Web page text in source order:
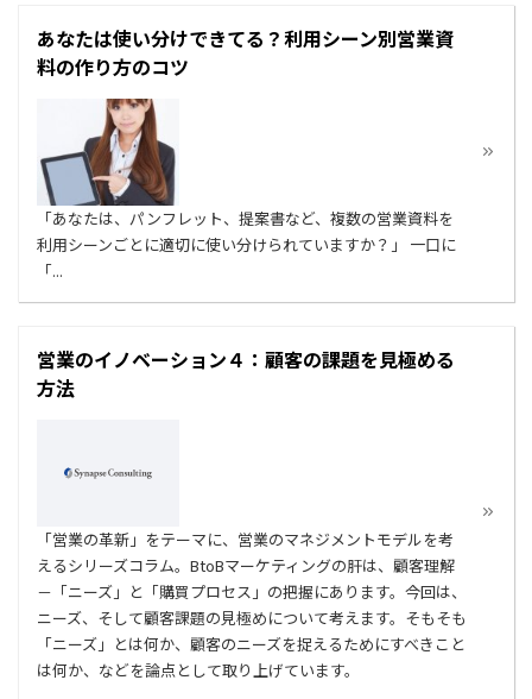
あなたは使い分けできてる？利用シーン別営業資
料の作り方のコツ
「あなたは、パンフレット、提案書など、複数の営業資料を
利用シーンごとに適切に使い分けられていますか？」 一口に
「...
営業のイノベーション４：顧客の課題を見極める
方法
「営業の革新」をテーマに、営業のマネジメントモデルを考
えるシリーズコラム。BtoBマーケティングの肝は、顧客理解
－「ニーズ」と「購買プロセス」の把握にあります。今回は、
ニーズ、そして顧客課題の見極めについて考えます。そもそも
「ニーズ」とは何か、顧客のニーズを捉えるためにすべきこと
は何か、などを論点として取り上げています。